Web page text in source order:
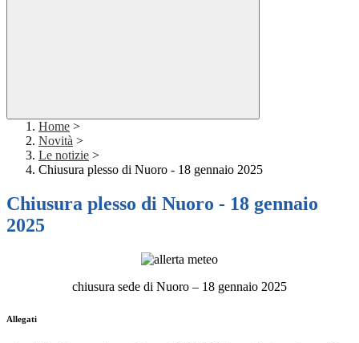
Home >
Novità >
Le notizie >
Chiusura plesso di Nuoro - 18 gennaio 2025
Chiusura plesso di Nuoro - 18 gennaio
2025
chiusura sede di Nuoro – 18 gennaio 2025
Allegati